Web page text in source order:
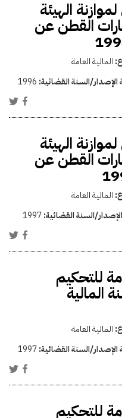
الهيئة
القطن عن
المالية العامة
الإصدار/السنة القضائية: 1996
الهيئة
القطن عن
المالية العامة
السنة القضائية:1997
للتحكيم
المالية
المالية العامة
الإصدار/السنة القضائية:1997
للتحكيم